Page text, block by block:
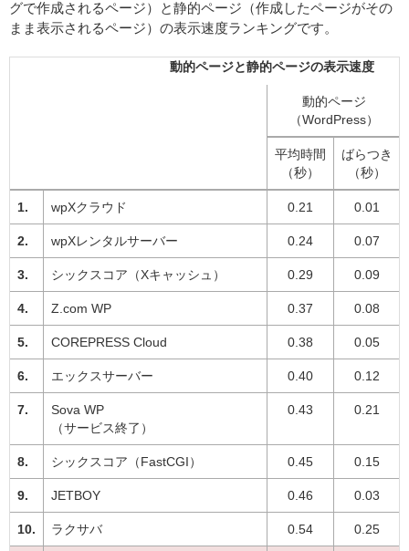
グで作成されるページ）と静的ページ（作成したページがその
まま表示されるページ）の表示速度ランキングです。
動的ページと静的ページの表示速度
動的ページ
（WordPress）
平均時間
（秒）
ばらつき
（秒）
wpXクラウド 0.21 0.01
wpXレンタルサーバー 0.24 0.07
シックスコア（Xキャッシュ） 0.29 0.09
Z.com WP 0.37 0.08
COREPRESS Cloud 0.38 0.05
エックスサーバー 0.40 0.12
Sova WP
（サービス終了）
0.43 0.21
シックスコア（FastCGI） 0.45 0.15
JETBOY 0.46 0.03
ラクサバ 0.54 0.25